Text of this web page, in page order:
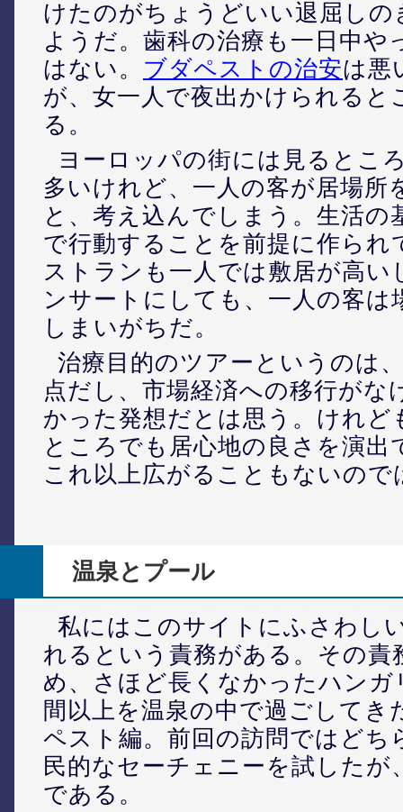
けたのがちょうどいい退屈し
ようだ。歯科の治療も一日中や
はない。 ブダペストの治安は悪
が、女一人で夜出かけられると
る。
ヨーロッパの街には見るとこ
多いけれど、一人の客が居場所
と、考え込んでしまう。生活の
で行動することを前提に作られ
ストランも一人では敷居が高い
ンサートにしても、一人の客は
しまいがちだ。
治療目的のツアーというのは
点だし、市場経済への移行がな
かった発想だとは思う。けれど
ところでも居心地の良さを演出
これ以上広がることもないので
温泉とプール
私にはこのサイトにふさわし
れるという責務がある。その責
め、さほど長くなかったハンガ
間以上を温泉の中で過ごしてき
ペスト編。前回の訪問ではどち
民的なセーチェニーを試したが
である。